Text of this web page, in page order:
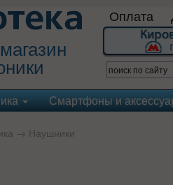
Оплата
Смартфоны и
→ Наушники